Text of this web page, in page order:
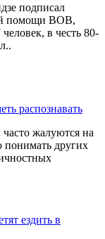
подписал
помощи ВОВ,
в честь 80-
распознавать
жалуются на
других
ездить в